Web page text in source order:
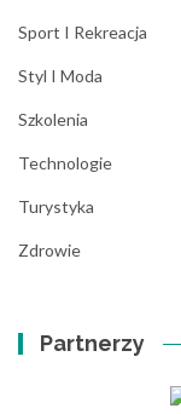
Sport I Rekreacja
Styl I Moda
Szkolenia
Technologie
Turystyka
Zdrowie
Partnerzy